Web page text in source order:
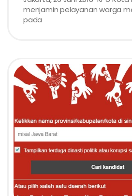
menjamin pelayanan warga
pada